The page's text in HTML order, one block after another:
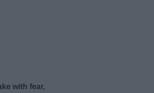
with fear,